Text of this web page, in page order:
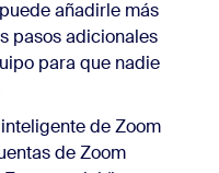
añadirle más
pasos adicionales
para que nadie
de Zoom
de Zoom